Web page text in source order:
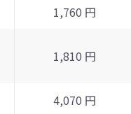
1,760 円
1,810 円
4,070 円